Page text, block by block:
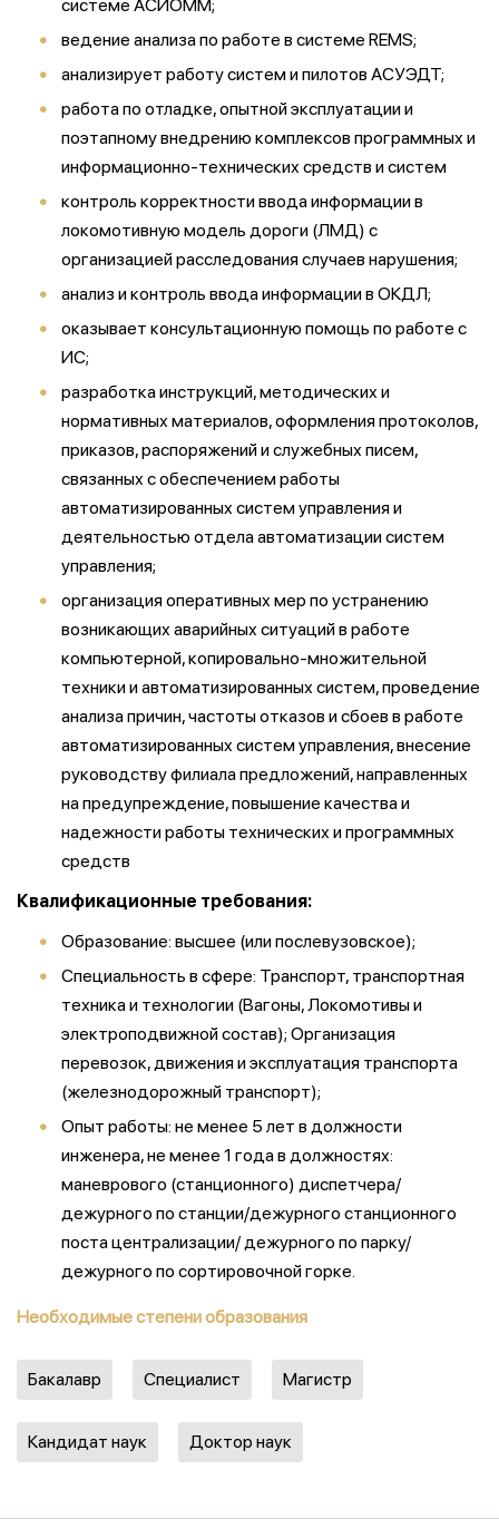
системе АСИОММ;
ведение анализа по работе в системе REMS;
анализирует работу систем и пилотов АСУЭДТ;
работа по отладке, опытной эксплуатации и
поэтапному внедрению комплексов программных и
информационно-технических средств и систем
контроль корректности ввода информации в
локомотивную модель дороги (ЛМД) с
организацией расследования случаев нарушения;
анализ и контроль ввода информации в ОКДЛ;
оказывает консультационную помощь по работе с
ИС;
разработка инструкций, методических и
нормативных материалов, оформления протоколов,
приказов, распоряжений и служебных писем,
связанных с обеспечением работы
автоматизированных систем управления и
деятельностью отдела автоматизации систем
управления;
организация оперативных мер по устранению
возникающих аварийных ситуаций в работе
компьютерной, копировально-множительной
техники и автоматизированных систем, проведение
анализа причин, частоты отказов и сбоев в работе
автоматизированных систем управления, внесение
руководству филиала предложений, направленных
на предупреждение, повышение качества и
надежности работы технических и программных
средств
Квалификационные требования:
Образование: высшее (или послевузовское);
Специальность в сфере: Транспорт, транспортная
техника и технологии (Вагоны, Локомотивы и
электроподвижной состав); Организация
перевозок, движения и эксплуатация транспорта
(железнодорожный транспорт);
Опыт работы: не менее 5 лет в должности
инженера, не менее 1 года в должностях:
маневрового (станционного) диспетчера/
дежурного по станции/дежурного станционного
поста централизации/ дежурного по парку/
дежурного по сортировочной горке.
Необходимые степени образования
Бакалавр Специалист Магистр
Кандидат наук Доктор наук